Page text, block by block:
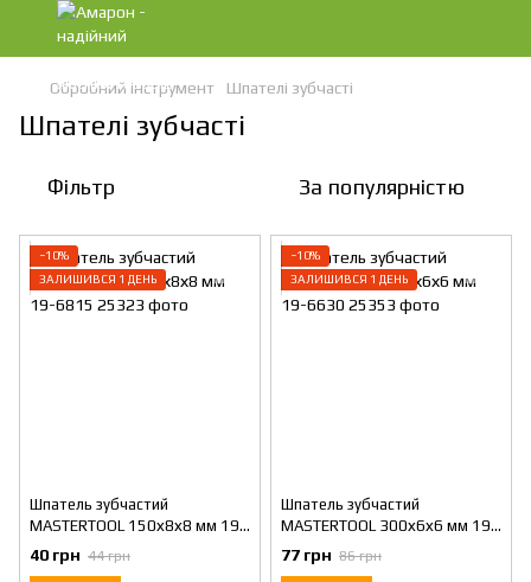
Обробний інструмент Шпателі зубчасті
Шпателі зубчасті
Фільтр За популярністю
−10%
ЗАЛИШИВСЯ 1 ДЕНЬ
Шпатель зубчастий
MASTERTOOL 150х8х8 мм 19-
6815
40 грн 44 грн
−10%
ЗАЛИШИВСЯ 1 ДЕНЬ
Шпатель зубчастий
MASTERTOOL 300х6х6 мм 19-
6630
77 грн 86 грн